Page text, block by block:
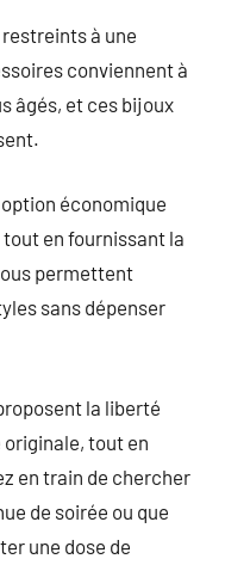
à une
conviennent à
âgés, et ces bijoux
économique
en fournissant la
permettent
sans dépenser
la liberté
originale, tout en
en train de chercher
de soirée ou que
une dose de